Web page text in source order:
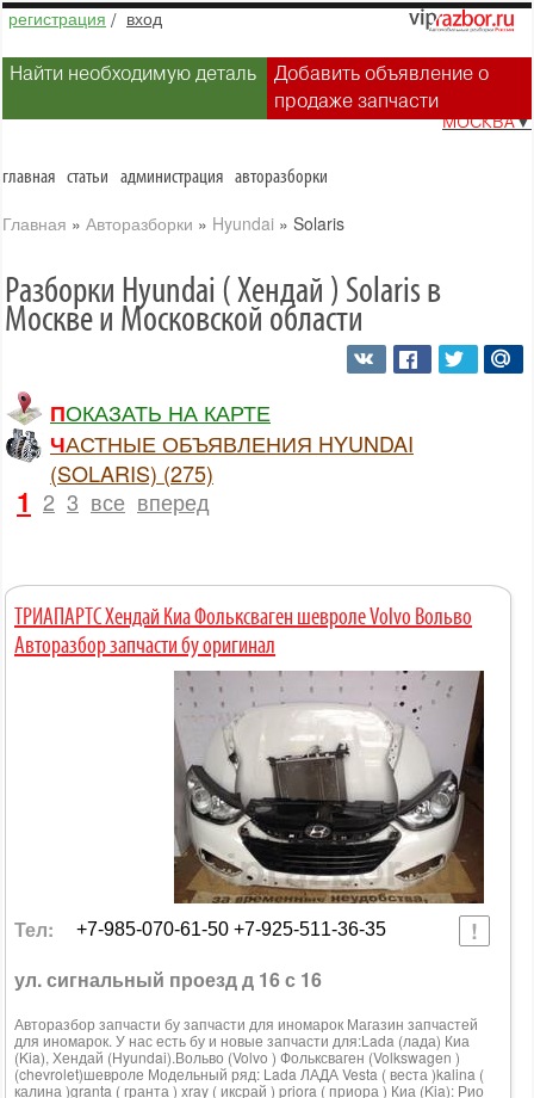
регистрация / вход
Найти необходимую деталь
Добавить объявление о
продаже запчасти
МОСКВА▼
главная статьи администрация авторазборки
Главная » Авторазборки » Hyundai » Solaris
Разборки Hyundai ( Хендай ) Solaris в
Москве и Московской области
ПОКАЗАТЬ НА КАРТЕ
ЧАСТНЫЕ ОБЪЯВЛЕНИЯ HYUNDAI
(SOLARIS) (275)
1 2 3 все вперед
ТРИАПАРТС Хендай Киа Фольксваген шевроле Volvo Вольво
Авторазбор запчасти бу оригинал
Тел: +7-985-070-61-50 +7-925-511-36-35
ул. сигнальный проезд д 16 с 16
Авторазбор запчасти бу запчасти для иномарок Магазин запчастей
для иномарок. У нас есть бу и новые запчасти для:Lada (лада) Киа
(Kia), Хендай (Hyundai).Вольво (Volvo ) Фольксваген (Volkswagen )
(chevrolet)шевроле Модельный ряд: Lada ЛАДА Vesta ( веста )kalina (
калина )granta ( гранта ) xray ( иксрай ) priora ( приора ) Киа (Kia): Рио